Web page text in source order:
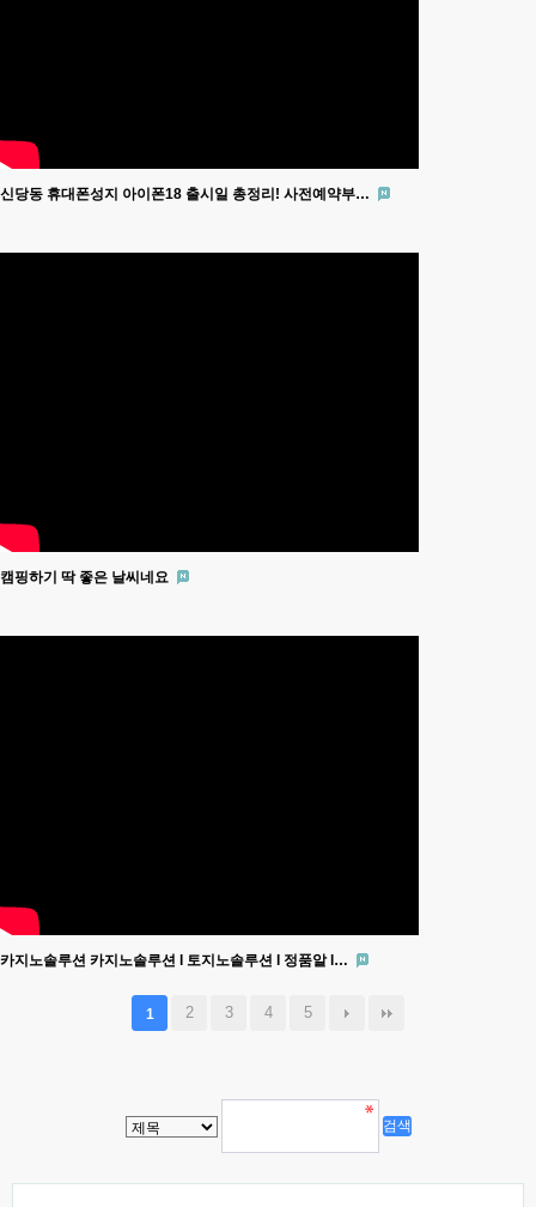
신당동 휴대폰성지 아이폰18 출시일 총정리! 사전예약부…
캠핑하기 딱 좋은 날씨네요
카지노솔루션 카지노솔루션 l 토지노솔루션 l 정품알 l…
1 2 3 4 5